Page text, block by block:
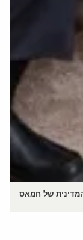
של חמאס